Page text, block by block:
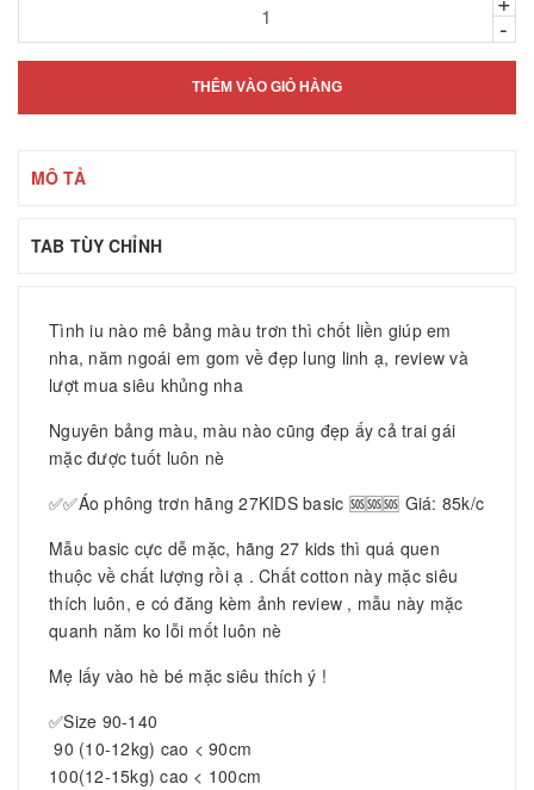
-
THÊM VÀO GIỎ HÀNG
MÔ TẢ
TAB TÙY CHỈNH
Tình iu nào mê bảng màu trơn thì chốt liền giúp em
nha, năm ngoái em gom về đẹp lung linh ạ, review và
lượt mua siêu khủng nha
Nguyên bảng màu, màu nào cũng đẹp ấy cả trai gái
mặc được tuốt luôn nè
✅✅Áo phông trơn hãng 27KIDS basic 🆘🆘🆘 Giá: 85k/c
Mẫu basic cực dễ mặc, hãng 27 kids thì quá quen
thuộc về chất lượng rồi ạ . Chất cotton này mặc siêu
thích luôn, e có đăng kèm ảnh review , mẫu này mặc
quanh năm ko lỗi mốt luôn nè
Mẹ lấy vào hè bé mặc siêu thích ý !
✅Size 90-140
90 (10-12kg) cao < 90cm
100(12-15kg) cao < 100cm